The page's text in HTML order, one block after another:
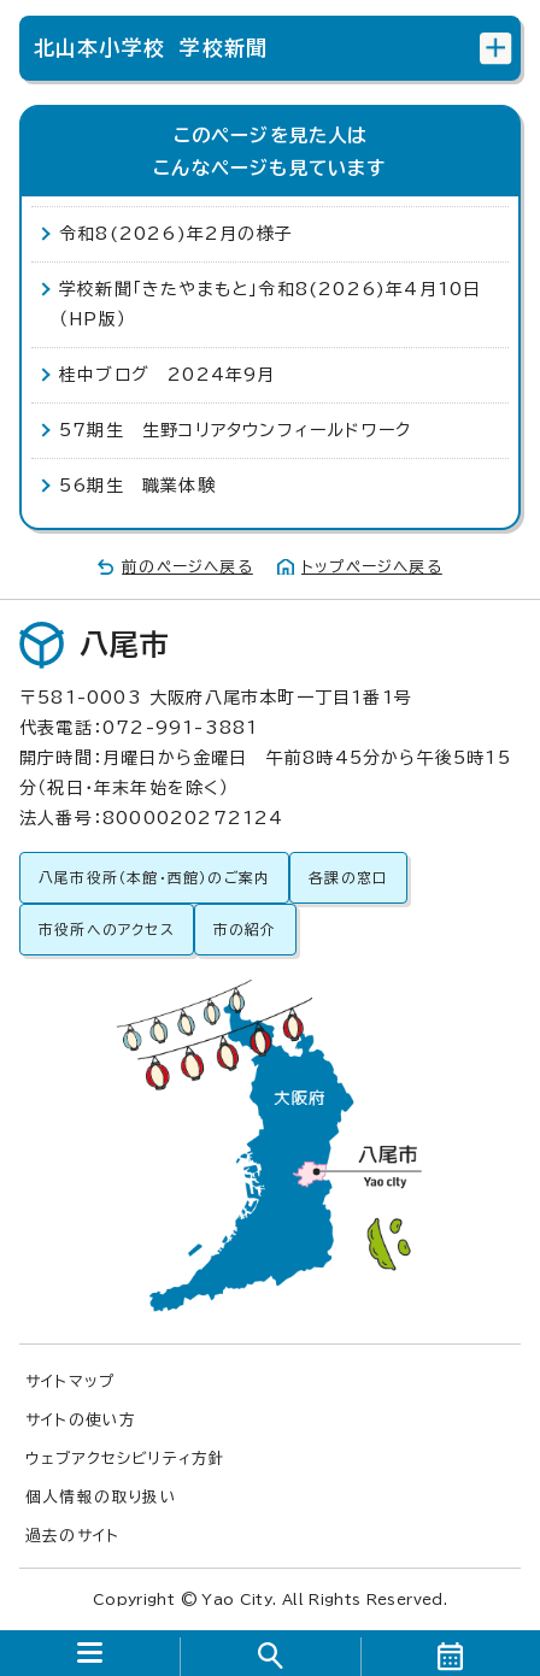
北山本小学校 学校新聞
このページを見た人は
こんなページも見ています
令和8(2026)年2月の様子
学校新聞「きたやまもと」令和8(2026)年4月10日
（HP版）
桂中ブログ 2024年9月
57期生 生野コリアタウンフィールドワーク
56期生 職業体験
前のページへ戻る トップページへ戻る
八尾市
〒581-0003 大阪府八尾市本町一丁目1番1号
代表電話：072-991-3881
開庁時間：月曜日から金曜日 午前8時45分から午後5時15
分（祝日・年末年始を除く）
法人番号：8000020272124
八尾市役所（本館・西館）のご案内 各課の窓口
市役所へのアクセス 市の紹介
サイトマップ
サイトの使い方
ウェブアクセシビリティ方針
個人情報の取り扱い
過去のサイト
Copyright © Yao City. All Rights Reserved.